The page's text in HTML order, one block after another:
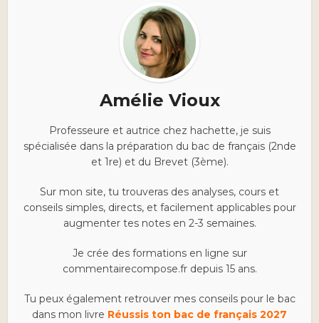
Amélie Vioux
Professeure et autrice chez hachette, je suis
spécialisée dans la préparation du bac de français (2nde
et 1re) et du Brevet (3ème).
Sur mon site, tu trouveras des analyses, cours et
conseils simples, directs, et facilement applicables pour
augmenter tes notes en 2-3 semaines.
Je crée des formations en ligne sur
commentairecompose.fr depuis 15 ans.
Tu peux également retrouver mes conseils pour le bac
dans mon livre Réussis ton bac de français 2027